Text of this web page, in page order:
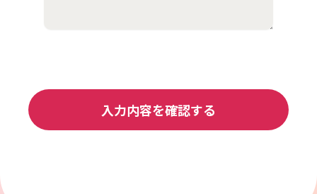
入力内容を確認する